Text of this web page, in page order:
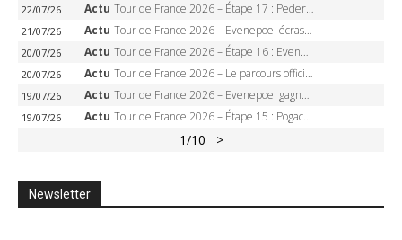
22/07/26 Actu Tour de France 2026 – Étape 17 : Pedersen peut-il verrouiller le maillot vert à Voiron ?
21/07/26 Actu Tour de France 2026 – Evenepoel écrase le chrono d’Évian, Seixas 4e, Lipowitz abandonne
20/07/26 Actu Tour de France 2026 – Étape 16 : Evenepoel, Pogacar, Ganna… qui domptera le chrono d’Évian pour redessiner le podium ?
20/07/26 Actu Tour de France 2026 – Le parcours officiel complet : 21 étapes, profils, carte et dates
19/07/26 Actu Tour de France 2026 – Evenepoel gagne à Solaison, Vingegaard abandonne, Pogacar toujours en jaune
19/07/26 Actu Tour de France 2026 – Étape 15 : Pogacar peut-il enchaîner au Plateau de Solaison, Seixas viser le podium ?
1/10 >
Newsletter